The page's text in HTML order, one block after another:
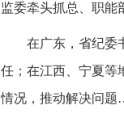
监委牵头抓总、职能
在广东，省纪委
任；在江西、宁夏等
情况，推动解决问